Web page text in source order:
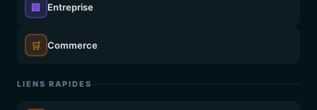
🏢 Entreprise
🛒 Commerce
LIENS RAPIDES